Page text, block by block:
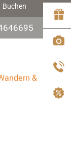
Buchen
&